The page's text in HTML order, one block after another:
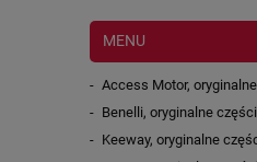
MENU
Access Motor,
Benelli, oryginalne części
Keeway, oryginalne